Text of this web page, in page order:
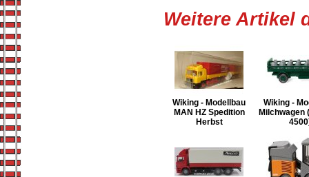
Weitere Artikel
Wiking - Modellbau
MAN HZ Spedition
Herbst
Wiking -
Milchwagen